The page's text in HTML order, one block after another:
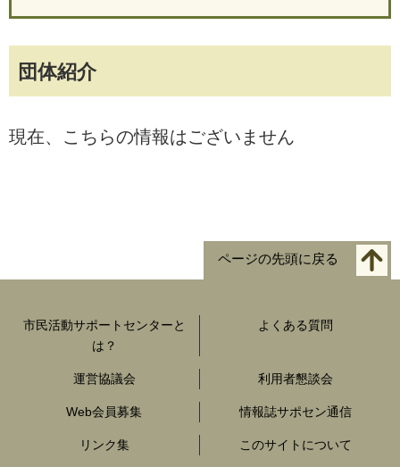
団体紹介
現在、こちらの情報はございません
ページの先頭に戻る
市民活動サポートセンターと
は？
よくある質問
運営協議会 利用者懇談会
Web会員募集 情報誌サポセン通信
リンク集 このサイトについて